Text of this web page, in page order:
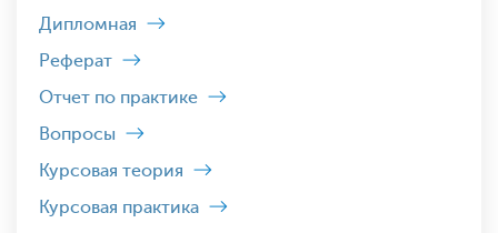
Дипломная
Реферат
Отчет по практике
Вопросы
Курсовая теория
Курсовая практика